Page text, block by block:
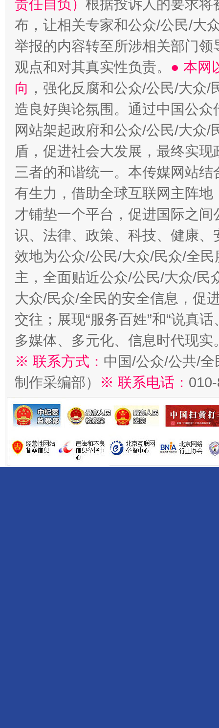
责任自负） 根据投诉人的要求将
布，让相关专家和公众/公民/大
举报的内容转至所涉相关部门
观点和对其真实性负责。 ● 本网
向 ，强化反腐和公众/公民/大众
造良好舆论氛围。通过中国公
网站架起政府和公众/公民/大众
盾，促进社会大发展，最终实
三者的和谐统一。本传媒网站
有生力，借助全球互联网主阵
才铺垫一个平台，促进国际之
识、法律、政策、科技、健康
效地为公众/公民/大众/民众/全
主，全面贴近公众/公民/大众/民
大众/民众/全民的安全信息，促
交往；展现“服务百姓”和“说真
多媒体、多元化、信息时代现实
※ 联系方式： 中国/公众/公共/
制作采编部）
※ 联系电话：